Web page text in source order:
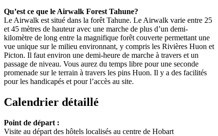
Qu’est ce que le Airwalk Forest Tahune?
Le Airwalk est situé dans la forêt Tahune. Le Airwalk varie entre 25
et 45 mètres de hauteur avec une marche de plus d’un demi-
kilomètre de long entre la magnifique forêt couverte permettant une
vue unique sur le milieu environnant, y compris les Rivières Huon et
Picton. Il faut environ une demi-heure de marche à travers et un
passage de niveau. Vous aurez du temps libre pour une seconde
promenade sur le terrain à travers les pins Huon. Il y a des facilités
pour les handicapés et pour l’accès au site.
Calendrier détaillé
Point de départ :
Visite au départ des hôtels localisés au centre de Hobart